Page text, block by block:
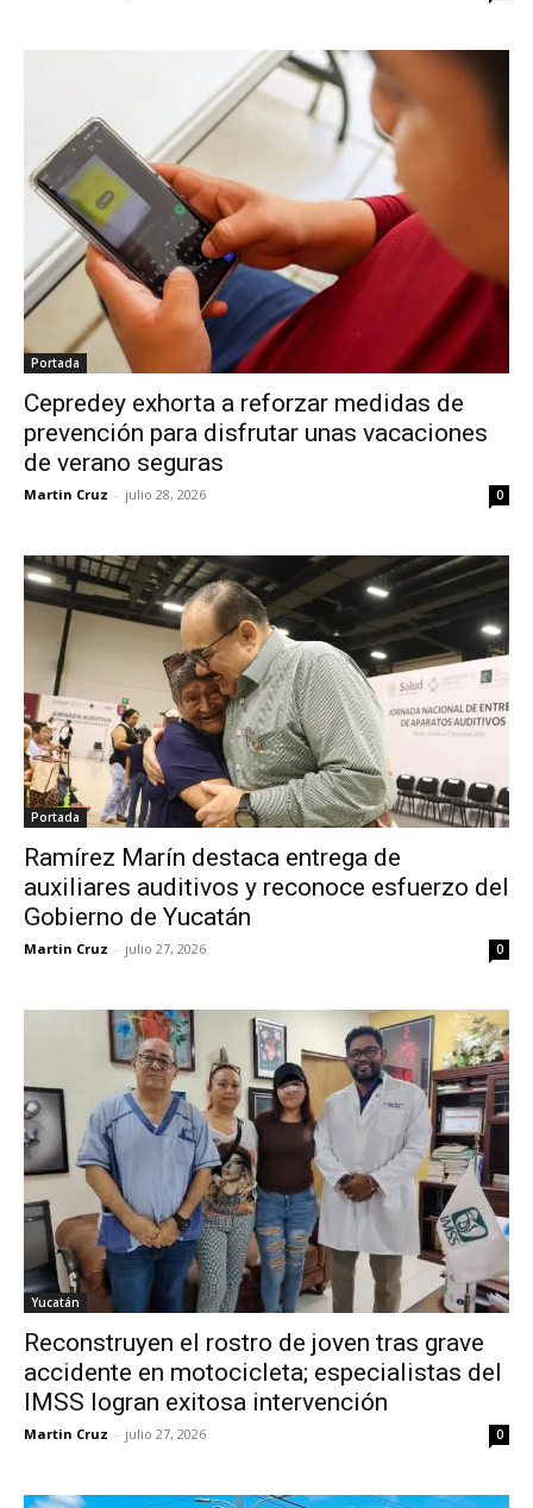
Portada
Cepredey exhorta a reforzar medidas de
prevención para disfrutar unas vacaciones
de verano seguras
Martin Cruz - julio 28, 2026 0
Portada
Ramírez Marín destaca entrega de
auxiliares auditivos y reconoce esfuerzo del
Gobierno de Yucatán
Martin Cruz - julio 27, 2026 0
Yucatán
Reconstruyen el rostro de joven tras grave
accidente en motocicleta; especialistas del
IMSS logran exitosa intervención
Martin Cruz - julio 27, 2026 0